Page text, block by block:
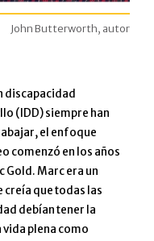
John Butterworth, autor
discapacidad
(IDD) siempre han
el enfoque
comenzó en los años
Gold. Marc era un
que todas las
debían tener la
plena como